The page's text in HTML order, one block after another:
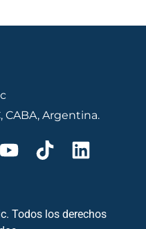
CABA, Argentina.
Todos los derechos